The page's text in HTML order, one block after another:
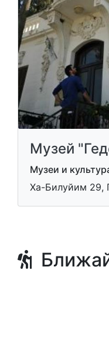
Музей
Музеи и
Ха-Билуйим 29,